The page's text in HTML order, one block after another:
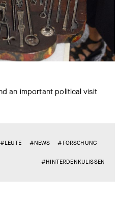
an important political visit
#LEUTE #NEWS #FORSCHUNG
#HINTERDENKULISSEN